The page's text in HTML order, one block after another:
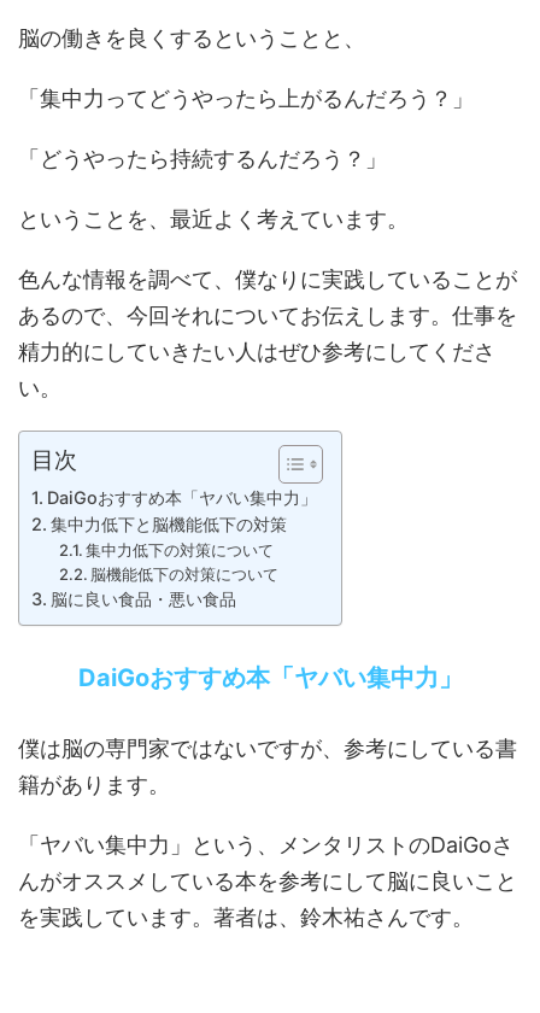
脳の働きを良くするということと、
「集中力ってどうやったら上がるんだろう？」
「どうやったら持続するんだろう？」
ということを、最近よく考えています。
色んな情報を調べて、僕なりに実践していることが
あるので、今回それについてお伝えします。仕事を
精力的にしていきたい人はぜひ参考にしてくださ
い。
目次
DaiGoおすすめ本「ヤバい集中力」
集中力低下と脳機能低下の対策
集中力低下の対策について
脳機能低下の対策について
脳に良い食品・悪い食品
DaiGoおすすめ本「ヤバい集中力」
僕は脳の専門家ではないですが、参考にしている書
籍があります。
「ヤバい集中力」という、メンタリストのDaiGoさ
んがオススメしている本を参考にして脳に良いこと
を実践しています。著者は、鈴木祐さんです。